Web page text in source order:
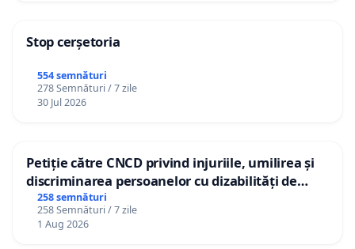
Stop cerșetoria
554 semnături
278 Semnături / 7 zile
30 Jul 2026
Petiție către CNCD privind injuriile, umilirea și
discriminarea persoanelor cu dizabilități de
către utilizatorul TikTok „Gorici”
258 semnături
258 Semnături / 7 zile
1 Aug 2026